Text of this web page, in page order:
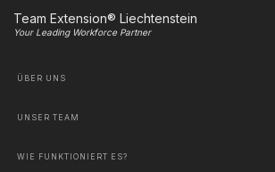
Team Extension® Liechtenstein
Your Leading Workforce Partner
ÜBER UNS
UNSER TEAM
WIE FUNKTIONIERT ES?